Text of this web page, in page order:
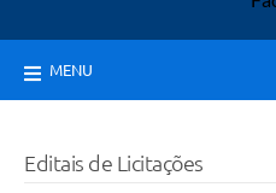
MENU
Editais de Licitações